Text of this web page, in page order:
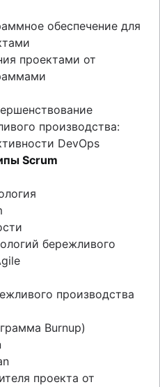
обеспечение для
проектами от
производства:
DevOps
Scrum
бережливого
производства
Burnup)
проекта от